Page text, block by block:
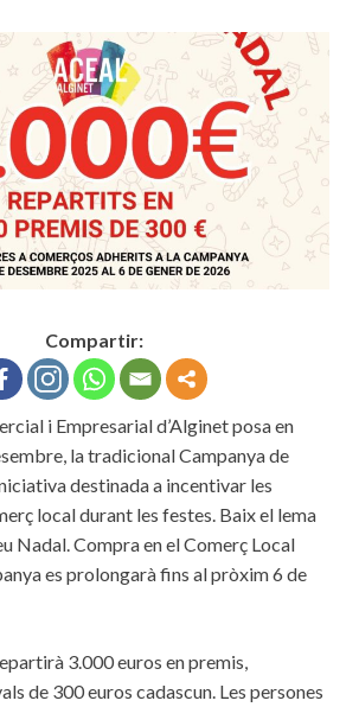
Compartir:
i Empresarial d’Alginet posa en
la tradicional Campanya de
destinada a incentivar les
local durant les festes. Baix el lema
Nadal. Compra en el Comerç Local
es prolongarà fins al pròxim 6 de
3.000 euros en premis,
de 300 euros cadascun. Les persones